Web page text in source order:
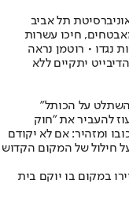
תל אביב
חיכו עשרות
נגדו • רוטמן נראה
יתקיים ללא
על הכותל"
להעביר את "חוק
ומזהיר: אם לא יקודם
חילול של המקום הקדוש
במקום בו יוקם בית